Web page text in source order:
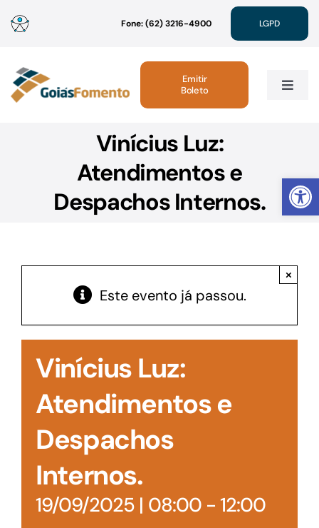
Abrir
para
conteúdo
Fone: (62) 3216-4900 LGPD
Toggle
Linhas de Crédito
Acesso à Informação
Emitir
Boleto
Vinícius Luz:
Atendimentos e
Despachos Internos.
Este evento já passou.
×
Vinícius Luz:
Atendimentos e
Despachos
Internos.
19/09/2025 | 08:00- 12:00